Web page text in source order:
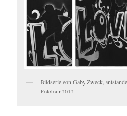
Bildserie von Gaby Zweck,
Fototour 2012